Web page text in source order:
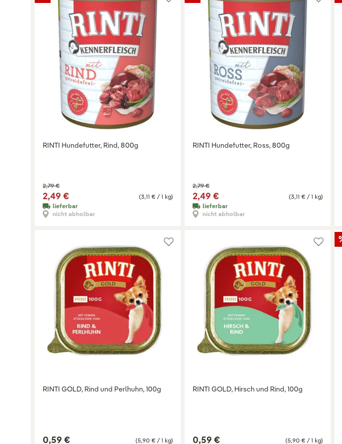
RINTI Hundefutter, Rind, 800g
(3,11 € / 1 kg)
2,79 €
2,49 €
lieferbar
nicht abholbar
RINTI Hundefutter, Ross, 800g
(3,11 € / 1 kg)
2,79 €
2,49 €
lieferbar
nicht abholbar
RINTI GOLD, Rind und Perlhuhn, 100g
(5,90 € / 1 kg)
0,59 €
RINTI GOLD, Hirsch und Rind, 100g
(5,90 € / 1 kg)
0,59 €